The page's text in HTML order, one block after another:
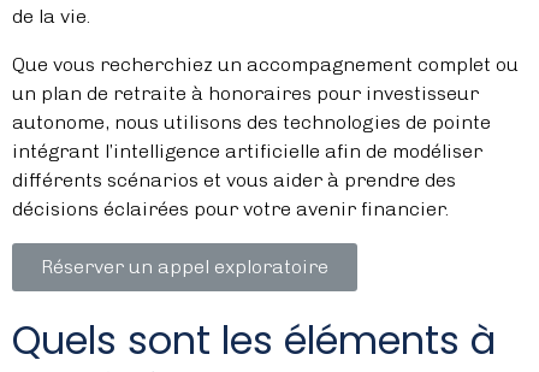
de la vie.
Que vous recherchiez un accompagnement complet ou
un plan de retraite à honoraires pour investisseur
autonome, nous utilisons des technologies de pointe
intégrant l’intelligence artificielle afin de modéliser
différents scénarios et vous aider à prendre des
décisions éclairées pour votre avenir financier.
Réserver un appel exploratoire
Quels sont les éléments à